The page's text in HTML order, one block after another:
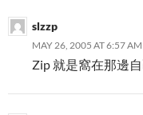
slzzp
MAY 26, 2005 AT 6:57 AM
Zip 就是窩在那邊